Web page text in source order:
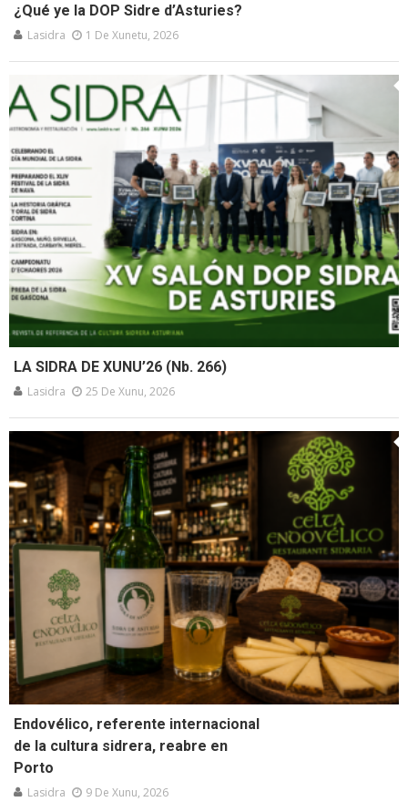
¿Qué ye la DOP Sidre d’Asturies?
Lasidra 1 De Xunetu, 2026
LA SIDRA DE XUNU’26 (Nb. 266)
Lasidra 25 De Xunu, 2026
Endovélico, referente internacional
de la cultura sidrera, reabre en
Porto
Lasidra 9 De Xunu, 2026